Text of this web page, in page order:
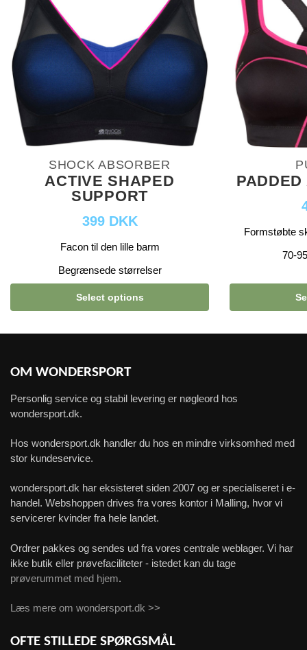
SHOCK ABSORBER
ACTIVE SHAPED
SUPPORT
399 DKK
Facon til den lille barm
Begrænsede størrelser
Select options
Formstøbte
70-
OM WONDERSPORT
Personlig service og stabil levering er nøgleord hos
wondersport.dk.
Hos wondersport.dk handler du hos en mindre virksomhed med
stor kundeservice.
wondersport.dk har eksisteret siden 2007 og er specialiseret i e-
handel. Webshoppen drives fra vores kontor i Malling, hvor vi
servicerer kvinder fra hele landet.
Ordrer pakkes og sendes ud fra vores centrale weblager. Vi har
ikke butik eller prøvefaciliteter - istedet kan du tage
prøverummet med hjem.
Læs mere om wondersport.dk >>
OFTE STILLEDE SPØRGSMÅL